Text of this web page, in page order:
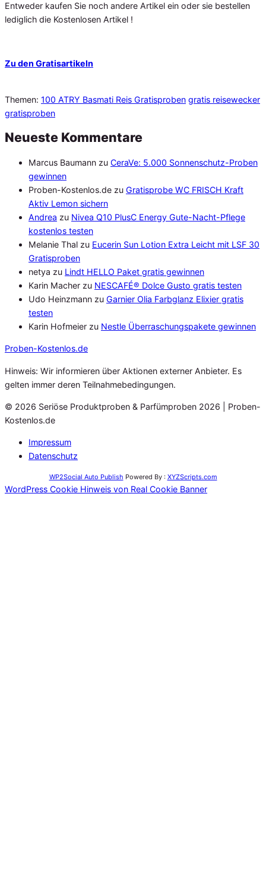
Entweder kaufen Sie noch andere Artikel ein oder sie bestellen
lediglich die Kostenlosen Artikel !
Zu den Gratisartikeln
Themen: 100 ATRY Basmati Reis Gratisproben gratis reisewecker
gratisproben
Neueste Kommentare
Marcus Baumann zu CeraVe: 5.000 Sonnenschutz-Proben
gewinnen
Proben-Kostenlos.de zu Gratisprobe WC FRISCH Kraft
Aktiv Lemon sichern
Andrea zu Nivea Q10 PlusC Energy Gute-Nacht-Pflege
kostenlos testen
Melanie Thal zu Eucerin Sun Lotion Extra Leicht mit LSF 30
Gratisproben
netya zu Lindt HELLO Paket gratis gewinnen
Karin Macher zu NESCAFÉ® Dolce Gusto gratis testen
Udo Heinzmann zu Garnier Olia Farbglanz Elixier gratis
testen
Karin Hofmeier zu Nestle Überraschungspakete gewinnen
Proben-Kostenlos.de
Hinweis: Wir informieren über Aktionen externer Anbieter. Es
gelten immer deren Teilnahmebedingungen.
© 2026 Seriöse Produktproben & Parfümproben 2026 | Proben-
Kostenlos.de
Impressum
Datenschutz
WP2Social Auto Publish Powered By : XYZScripts.com
WordPress Cookie Hinweis von Real Cookie Banner